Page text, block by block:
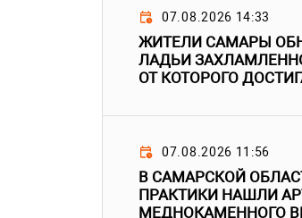
07.08.2026 14:33
ЖИТЕЛИ САМАРЫ
ЛАДЬИ
ОТ КОТОРОГО
07.08.2026 11:56
В САМАРСКОЙ
ПРАКТИКИ НАШЛИ
МЕДНОКАМЕННОГО